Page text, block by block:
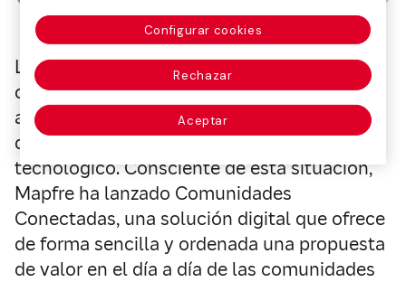
La pandemia y las medidas de protección
contra la COVID-19 han hecho que muchas
actividades y reuniones se pospongan o
deban adaptarse a un mundo cada vez más
tecnológico. Consciente de esta situación,
Mapfre ha lanzado Comunidades
Conectadas, una solución digital que ofrece
de forma sencilla y ordenada una propuesta
de valor en el día a día de las comunidades
Configurar cookies
Rechazar
Aceptar